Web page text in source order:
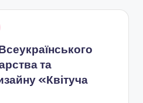
та
«Квітуча